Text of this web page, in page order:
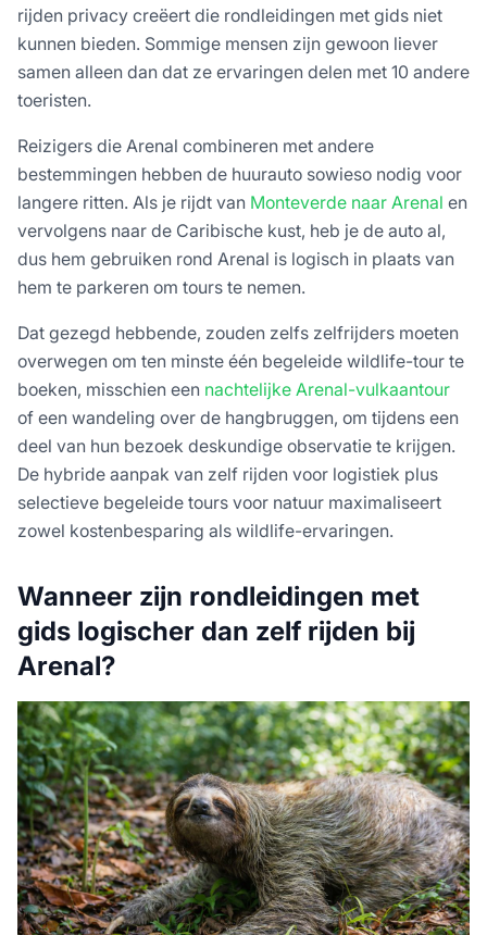
rijden privacy creëert die rondleidingen met gids niet
kunnen bieden. Sommige mensen zijn gewoon liever
samen alleen dan dat ze ervaringen delen met 10 andere
toeristen.
Reizigers die Arenal combineren met andere
bestemmingen hebben de huurauto sowieso nodig voor
langere ritten. Als je rijdt van Monteverde naar Arenal en
vervolgens naar de Caribische kust, heb je de auto al,
dus hem gebruiken rond Arenal is logisch in plaats van
hem te parkeren om tours te nemen.
Dat gezegd hebbende, zouden zelfs zelfrijders moeten
overwegen om ten minste één begeleide wildlife-tour te
boeken, misschien een nachtelijke Arenal-vulkaantour
of een wandeling over de hangbruggen, om tijdens een
deel van hun bezoek deskundige observatie te krijgen.
De hybride aanpak van zelf rijden voor logistiek plus
selectieve begeleide tours voor natuur maximaliseert
zowel kostenbesparing als wildlife-ervaringen.
Wanneer zijn rondleidingen met
gids logischer dan zelf rijden bij
Arenal?